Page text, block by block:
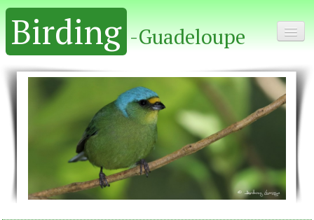
Birding -Guadeloupe
Home - Accueil
Album